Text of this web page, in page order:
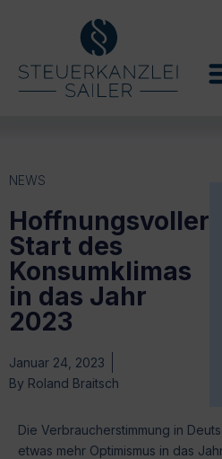
NEWS
Hoffnungsvoller
Start des
Konsumklimas
in das Jahr
2023
Januar 24, 2023
By Roland Braitsch
Die Verbraucherstimmung in
etwas mehr Optimismus in das